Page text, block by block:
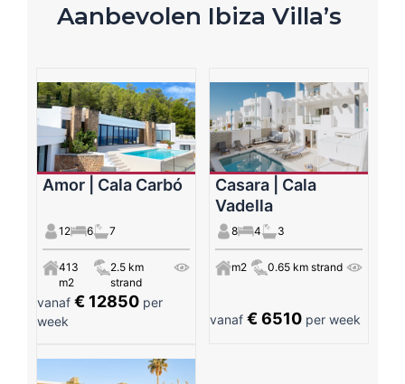
Aanbevolen Ibiza Villa’s
Amor | Cala Carbó
12 6 7
413
m2
2.5 km
strand
vanaf € 12850 per
week
Casara | Cala
Vadella
8 4 3
m2 0.65 km strand
vanaf€ 6510 per week